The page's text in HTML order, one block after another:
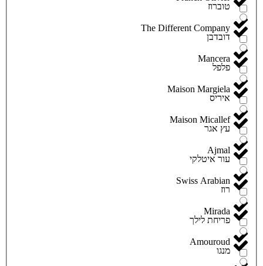
The Different Company
Mancera
Maison Margiela
Maison Micallef
Ajmal
Swiss Arabian
Mirada
Amouroud
טוברוז
דובדבן
פלפל
איריס
עץ אגר
עור איטלקי
רוז
פריחת לילך
מנגו